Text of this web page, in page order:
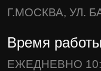
Г.МОСКВА, УЛ.
Время работы
ЕЖЕДНЕВНО